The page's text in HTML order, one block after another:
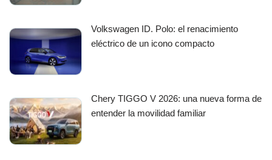
Volkswagen ID. Polo: el renacimiento
eléctrico de un icono compacto
Chery TIGGO V 2026: una nueva forma de
entender la movilidad familiar